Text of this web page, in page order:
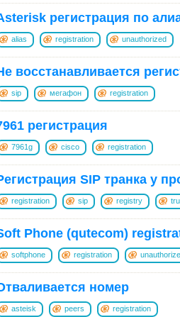
регистрация по
alias registration unauthorized
восстанавливается
sip мегафон registration
регистрация
7961g cisco registration
SIP транка у
registration sip registry
Phone (qutecom)
softphone registration
номер
asteisk peers registration